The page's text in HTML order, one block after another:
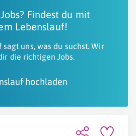
Findest du mit
Lebenslauf!
uns, was du suchst. Wir
die richtigen Jobs.
hochladen